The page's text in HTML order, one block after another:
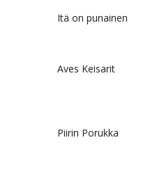
Itä on punainen
Aves Keisarit
Piirin Porukka